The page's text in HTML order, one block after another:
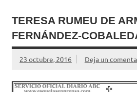
TERESA RUMEU DE
FERNÁNDEZ-
23 octubre, 2016 Deja un